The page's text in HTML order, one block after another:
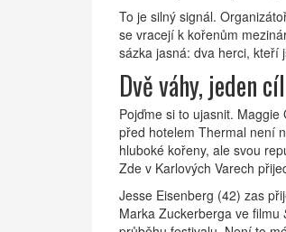
To je silný signál.
se vracejí k kořenům
sázka jasná: dva herci, kteří
Dvě váhy, jeden cíl
Pojďme si to ujasnit.
před hotelem Thermal není
hluboké kořeny, ale svou
Zde v Karlových Varech
Jesse Eisenberg (42) zas
Marka Zuckerberga ve filmu